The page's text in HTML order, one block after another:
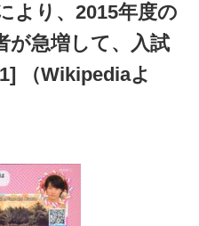
より、2015年度の
が急増して、入試
（Wikipediaよ